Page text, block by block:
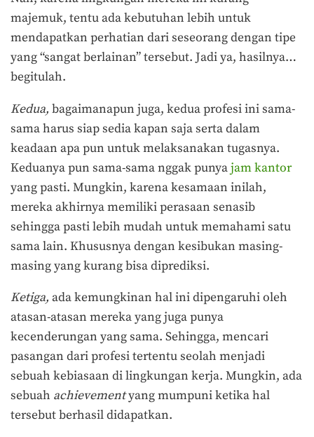
majemuk, tentu ada kebutuhan lebih untuk
mendapatkan perhatian dari seseorang dengan tipe
yang “sangat berlainan” tersebut. Jadi ya, hasilnya…
begitulah.
Kedua, bagaimanapun juga, kedua profesi ini sama-
sama harus siap sedia kapan saja serta dalam
keadaan apa pun untuk melaksanakan tugasnya.
Keduanya pun sama-sama nggak punyajam kantor
yang pasti. Mungkin, karena kesamaan inilah,
mereka akhirnya memiliki perasaan senasib
sehingga pasti lebih mudah untuk memahami satu
sama lain. Khususnya dengan kesibukan masing-
masing yang kurang bisa diprediksi.
Ketiga, ada kemungkinan hal ini dipengaruhi oleh
atasan-atasan mereka yang juga punya
kecenderungan yang sama. Sehingga, mencari
pasangan dari profesi tertentu seolah menjadi
sebuah kebiasaan di lingkungan kerja. Mungkin, ada
sebuah achievementyang mumpuni ketika hal
tersebut berhasil didapatkan.